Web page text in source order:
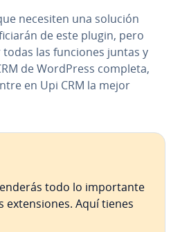
necesiten una solución
de este plugin, pero
las funciones juntas y
de WordPress completa,
en Upi CRM la mejor
todo lo im­po­r­ta­n­te
ex­te­n­sio­nes. Aquí tienes